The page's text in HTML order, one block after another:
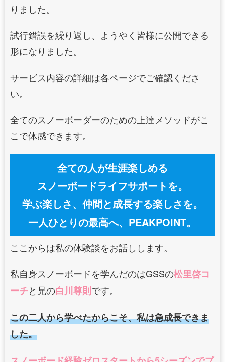
りました。
試行錯誤を繰り返し、ようやく皆様に公開できる
形になりました。
サービス内容の詳細は各ページでご確認くださ
い。
全てのスノーボーダーのための上達メソッドがこ
こで体感できます。
全ての⼈が⽣涯楽しめる
スノーボードライフサポートを。
学ぶ楽しさ、仲間と成⻑する楽しさを。
⼀⼈ひとりの最⾼へ、PEAKPOINT。
ここからは私の体験談をお話しします。
私自身スノーボードを学んだのはGSSの松里啓コ
ーチと兄の白川尊則です。
この二人から学べたからこそ、私は急成長できま
した。